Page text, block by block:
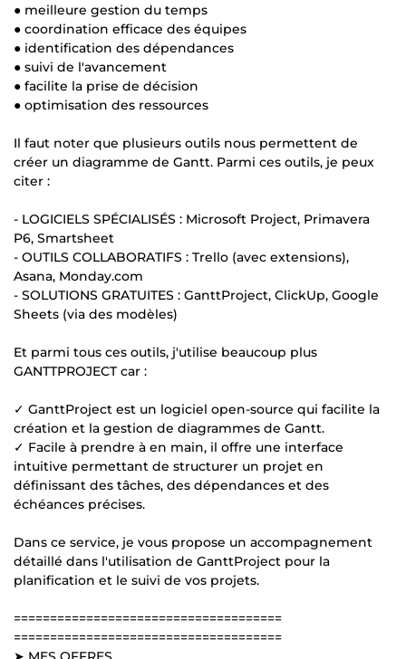
● meilleure gestion du temps
● coordination efficace des équipes
● identification des dépendances
● suivi de l'avancement
● facilite la prise de décision
● optimisation des ressources
Il faut noter que plusieurs outils nous permettent de
créer un diagramme de Gantt. Parmi ces outils, je peux
citer :
- LOGICIELS SPÉCIALISÉS : Microsoft Project, Primavera
P6, Smartsheet
- OUTILS COLLABORATIFS : Trello (avec extensions),
Asana, Monday.com
- SOLUTIONS GRATUITES : GanttProject, ClickUp, Google
Sheets (via des modèles)
Et parmi tous ces outils, j'utilise beaucoup plus
GANTTPROJECT car :
✓ GanttProject est un logiciel open-source qui facilite la
création et la gestion de diagrammes de Gantt.
✓ Facile à prendre à en main, il offre une interface
intuitive permettant de structurer un projet en
définissant des tâches, des dépendances et des
échéances précises.
Dans ce service, je vous propose un accompagnement
détaillé dans l'utilisation de GanttProject pour la
planification et le suivi de vos projets.
=====================================
=====================================